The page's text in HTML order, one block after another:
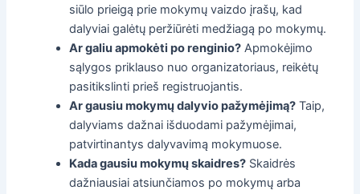
siūlo prieigą prie mokymų vaizdo įrašų, kad
dalyviai galėtų peržiūrėti medžiagą po mokymų.
Ar galiu apmokėti po renginio? Apmokėjimo
sąlygos priklauso nuo organizatoriaus, reikėtų
pasitikslinti prieš registruojantis.
Ar gausiu mokymų dalyvio pažymėjimą? Taip,
dalyviams dažnai išduodami pažymėjimai,
patvirtinantys dalyvavimą mokymuose.
Kada gausiu mokymų skaidres? Skaidrės
dažniausiai atsiunčiamos po mokymų arba